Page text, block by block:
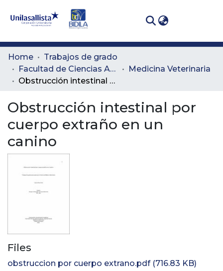
Communities
& Collections
Statistics
Home
Trabajos de grado
Facultad de Ciencias Administrativas y Agropecuarias
Medicina Veterinaria
Obstrucción intestinal por cuerpo extraño en un canino
Obstrucción intestinal por
cuerpo extraño en un
canino
Files
obstruccion por cuerpo extrano.pdf(716.83 KB)